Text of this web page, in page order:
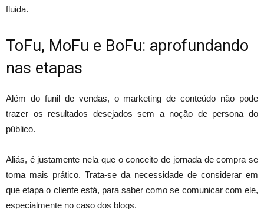
fluida.
ToFu, MoFu e BoFu: aprofundando
nas etapas
Além do funil de vendas, o marketing de conteúdo não pode
trazer os resultados desejados sem a noção de persona do
público.
Aliás, é justamente nela que o conceito de jornada de compra se
torna mais prático. Trata-se da necessidade de considerar em
que etapa o cliente está, para saber como se comunicar com ele,
especialmente no caso dos blogs.